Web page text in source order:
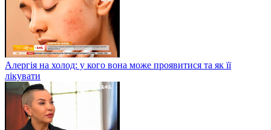
Алергія на холод: у кого вона може проявитися та як її
лікувати